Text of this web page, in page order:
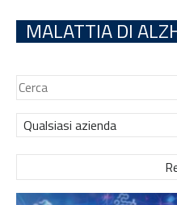
MALATTIA DI
Qualsiasi azienda